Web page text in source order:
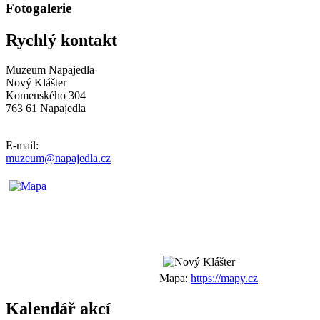
Fotogalerie
Rychlý kontakt
Muzeum Napajedla
Nový Klášter
Komenského 304
763 61 Napajedla
E-mail:
muzeum@napajedla.cz
Mapa: https://mapy.cz
Kalendář akcí